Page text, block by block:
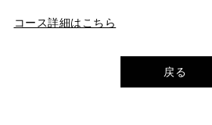
コース詳細はこちら
戻る